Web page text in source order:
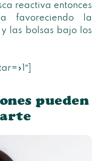
reactiva entonces
favoreciendo la
las bolsas bajo los
pueden